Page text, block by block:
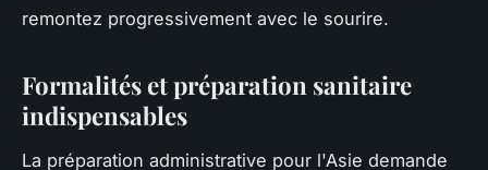
remontez progressivement avec le sourire.
Formalités et préparation sanitaire
indispensables
La préparation administrative pour l'Asie demande